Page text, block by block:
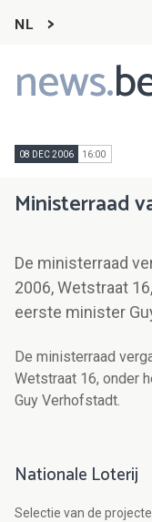
NL
news.
Main
navigation
08 DEC 2006 16:00
Ministerraad
De ministerraad
2006, Wetstraat
eerste minister
De ministerraad
Wetstraat 16, onder
Guy Verhofstadt.
Nationale Loterij
Selectie van de